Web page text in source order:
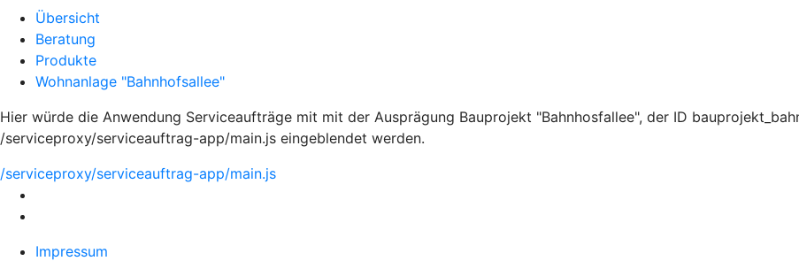
Übersicht
Beratung
Produkte
Wohnanlage "Bahnhofsallee"
Hier würde die Anwendung Serviceaufträge mit mit der Ausprägung Bauprojekt "Bahnhosfallee", der ID
/serviceproxy/serviceauftrag-app/main.js eingeblendet werden.
/serviceproxy/serviceauftrag-app/main.js
Impressum